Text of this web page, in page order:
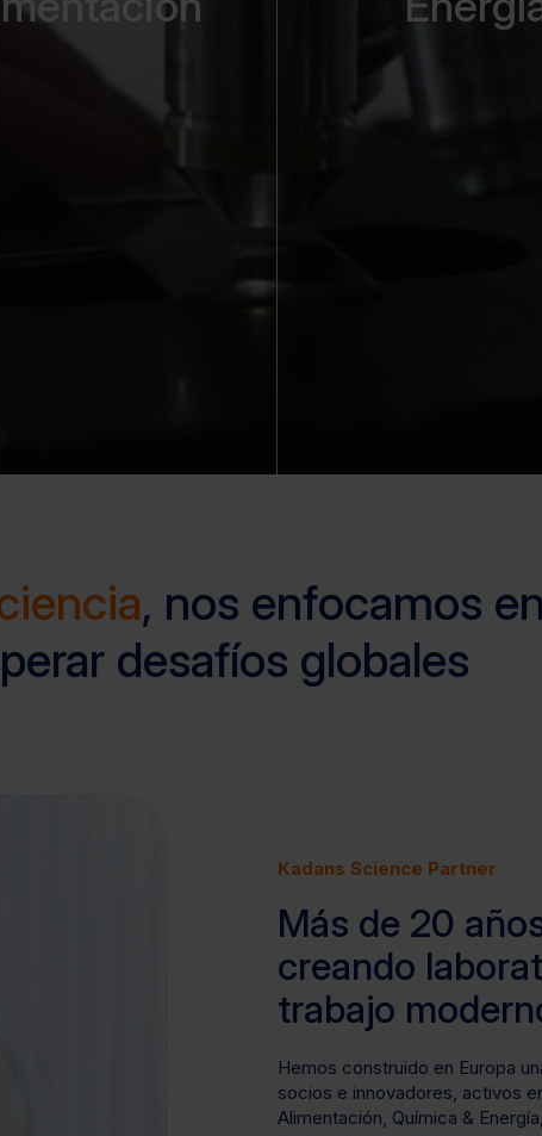
, nos enfocamos
desafíos globales
Kadans Science Partner
Más de 20
creando
trabajo
Hemos construido en Europa
socios e innovadores, activos
Alimentación, Química &